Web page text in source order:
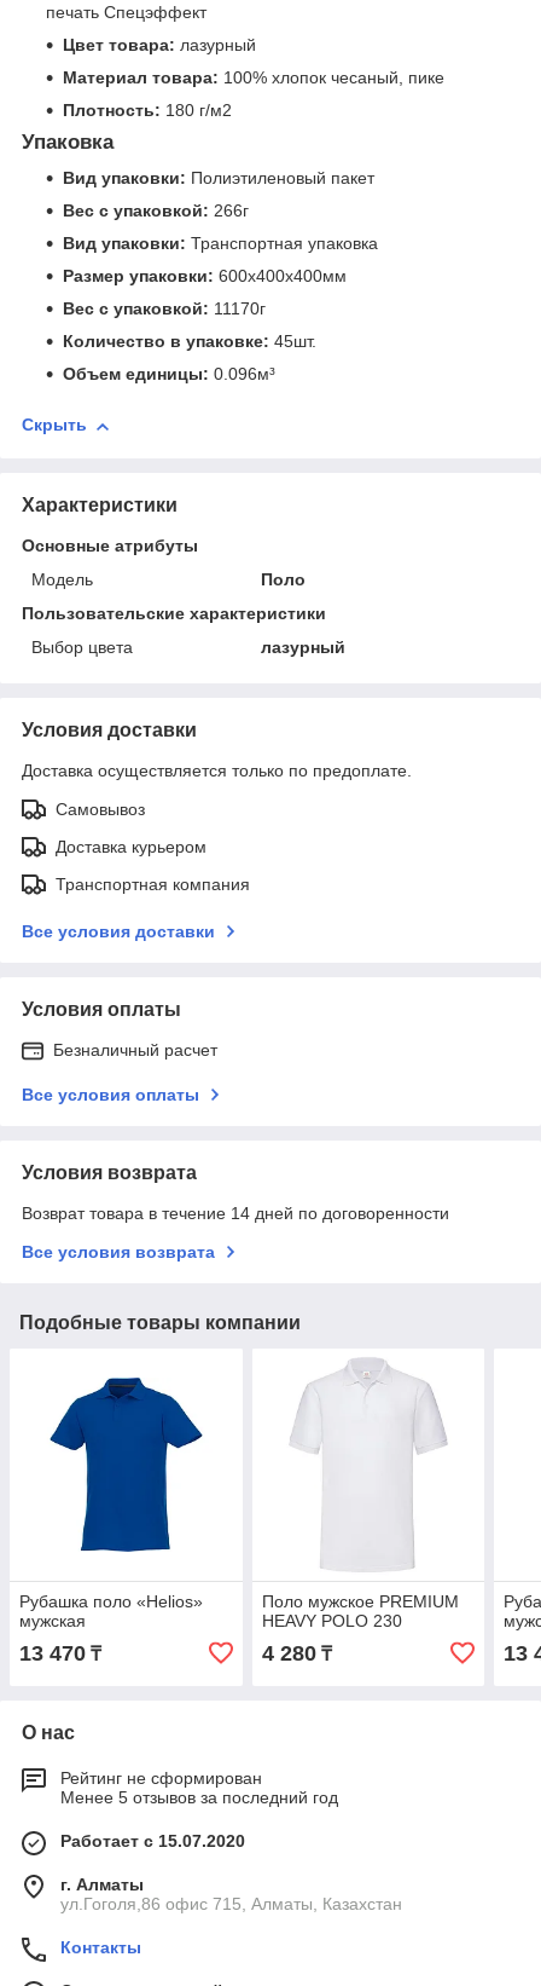
печать Спецэффект
Цвет товара: лазурный
Материал товара: 100% хлопок чесаный, пике
Плотность: 180 г/м2
Упаковка
Вид упаковки: Полиэтиленовый пакет
Вес с упаковкой: 266г
Вид упаковки: Транспортная упаковка
Размер упаковки: 600x400x400мм
Вес с упаковкой: 11170г
Количество в упаковке: 45шт.
Объем единицы: 0.096м³
Скрыть
Характеристики
Основные атрибуты
Мoдель
Поло
Пользовательские характеристики
Выбор цвета
лазурный
Условия доставки
Доставка осуществляется только по предоплате.
Самовывоз
Доставка курьером
Транспортная компания
Все условия доставки
Условия оплаты
Безналичный расчет
Все условия оплаты
Условия возврата
Возврат товара в течение 14 дней по договоренности
Все условия возврата
Подобные товары компании
Рубашка поло «Helios»
мужская
13 470 ₸
Поло мужское PREMIUM
HEAVY POLO 230
4 280₸ 13
О нас
Рейтинг не сформирован
Менее 5 отзывов за последний год
Работает с 15.07.2020
г. Алматы
ул.Гоголя,86 офис 715, Алматы, Казахстан
Контакты